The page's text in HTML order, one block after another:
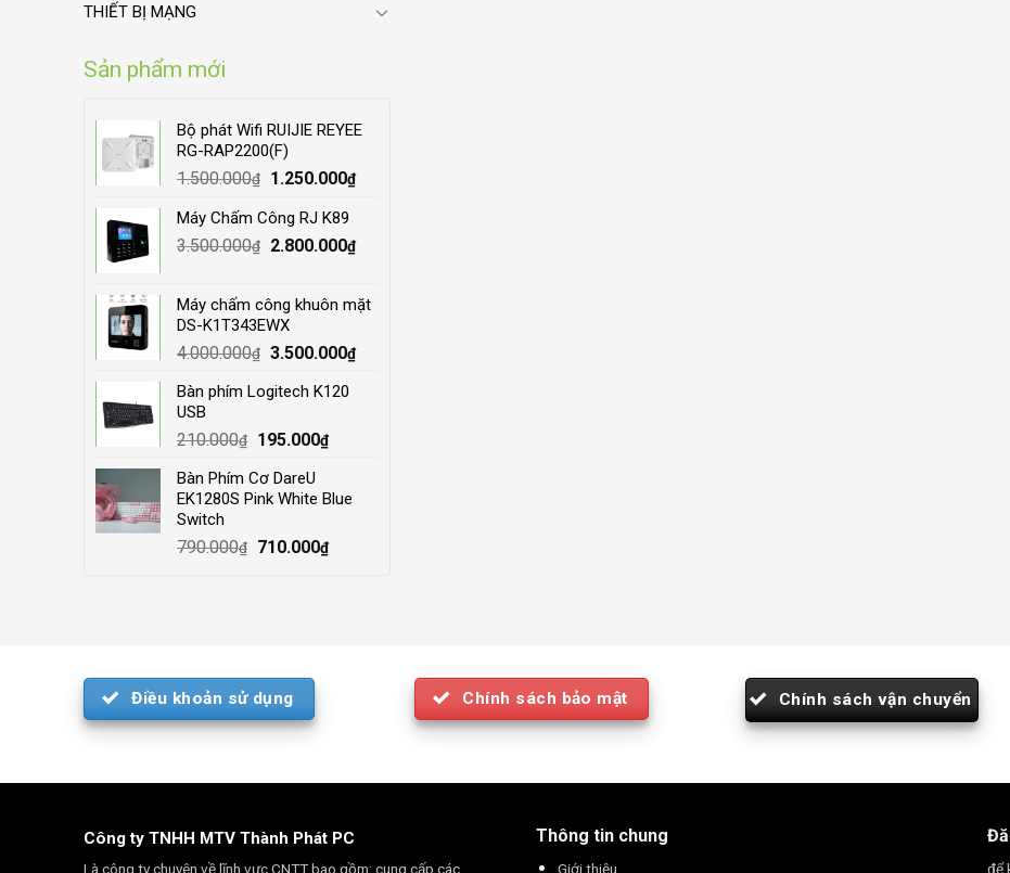
THIẾT BỊ MẠNG
Sản phẩm mới
Bộ phát Wifi RUIJIE REYEE
RG-RAP2200(F)
1.500.000₫
Original
was:
1.500.000₫.
1.250.000₫Current
1.250.000₫.
Máy Chấm Công RJ K89
3.500.000₫
Original
3.500.000₫.
2.800.000₫Current
2.800.000₫.
Máy chấm công khuôn mặt
DS-K1T343EWX
4.000.000₫ Original
was:
3.500.000₫Current
Bàn phím Logitech K120
USB
210.000₫
Original
was:
210.000₫.
195.000₫Current
195.000₫.
Bàn Phím Cơ DareU
EK1280S Pink White Blue
Switch
790.000₫
Original
710.000₫Current
Điều khoản sử dụng Chính sách bảo mật Chính sách vận chuyển
Công ty TNHH MTV Thành Phát PC
Là công ty chuyên về lĩnh vực CNTT bao gồm: cung cấp các
Thông tin chung
Giới thiệu để